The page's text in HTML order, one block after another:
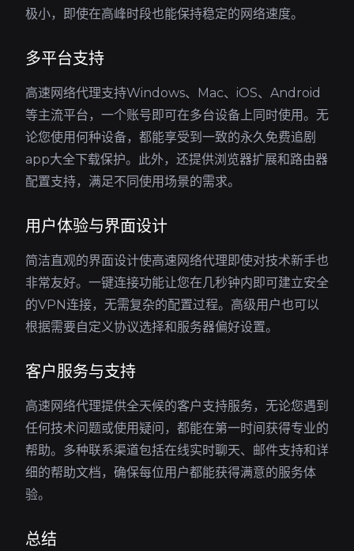
极小，即使在高峰时段也能保持稳定的网络速度。
多平台支持
高速网络代理支持Windows、Mac、iOS、Android
等主流平台，一个账号即可在多台设备上同时使用。无
论您使用何种设备，都能享受到一致的永久免费追剧
app大全下载保护。此外，还提供浏览器扩展和路由器
配置支持，满足不同使用场景的需求。
用户体验与界面设计
简洁直观的界面设计使高速网络代理即使对技术新手也
非常友好。一键连接功能让您在几秒钟内即可建立安全
的VPN连接，无需复杂的配置过程。高级用户也可以
根据需要自定义协议选择和服务器偏好设置。
客户服务与支持
高速网络代理提供全天候的客户支持服务，无论您遇到
任何技术问题或使用疑问，都能在第一时间获得专业的
帮助。多种联系渠道包括在线实时聊天、邮件支持和详
细的帮助文档，确保每位用户都能获得满意的服务体
验。
总结